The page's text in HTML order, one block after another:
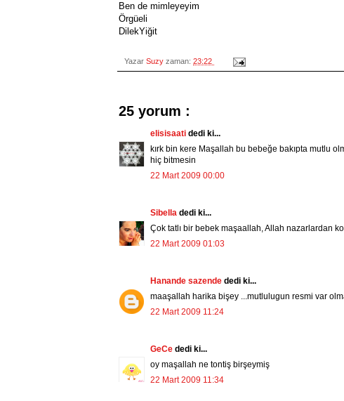
Ben de mimleyeyim
Örgüeli
DilekYiğit
Yazar Suzy zaman: 23:22
25 yorum :
elisisaati dedi ki...
kırk bin kere Maşallah bu bebeğe bakıpta mutlu
hiç bitmesin
22 Mart 2009 00:00
Sibella dedi ki...
Çok tatlı bir bebek maşaallah, Allah nazarlardan
22 Mart 2009 01:03
Hanande sazende dedi ki...
maaşallah harika bişey ...mutlulugun resmi var
22 Mart 2009 11:24
GeCe dedi ki...
oy maşallah ne tontiş birşeymiş
22 Mart 2009 11:34